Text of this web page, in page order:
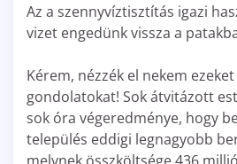
Az a szennyvíztisztítás igazi
vizet engedünk vissza a
Kérem, nézzék el nekem
gondolatokat! Sok átvitázott
sok óra végeredménye, hogy
település eddigi legnagyobb